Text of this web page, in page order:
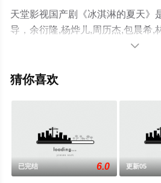
天堂影视国产剧《冰淇淋的夏天》
导，余衍隆,杨烨儿,周历杰,包晨希,
彩演绎的中国大陆电视剧，超前点
至豆瓣电视剧、电视猫或剧情网等

猜你喜欢
已完结 6.0 更新05